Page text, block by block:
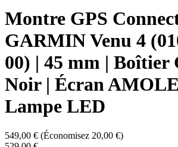
Montre GPS
GARMIN Venu 4
00) | 45 mm | Boîtier
Noir | Écran
Lampe LED
549,00 € (Économisez 20,00 €)